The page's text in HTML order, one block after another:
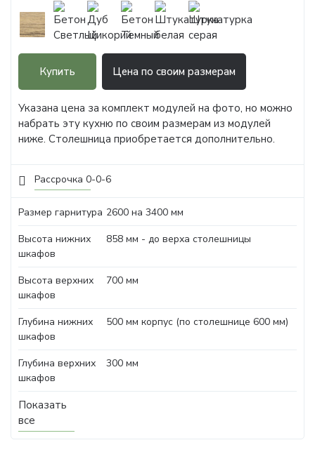
Рассрочка 0-0-6
Купить Цена по своим размерам
Указана цена за комплект модулей на фото, но можно
набрать эту кухню по своим размерам из модулей
ниже. Столешница приобретается дополнительно.
Размер гарнитура 2600 на 3400 мм
Высота нижних
шкафов
858 мм - до верха столешницы
Высота верхних
шкафов
700 мм
Глубина нижних
шкафов
500 мм корпус (по столешнице 600 мм)
Глубина верхних
шкафов
300 мм
Показать
все